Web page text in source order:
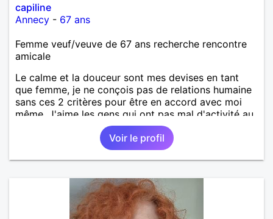
capiline
Annecy - 67 ans
Femme veuf/veuve de 67 ans recherche rencontre
amicale
Le calme et la douceur sont mes devises en tant
que femme, je ne conçois pas de relations humaine
sans ces 2 critères pour être en accord avec moi
même. J'aime les gens qui ont pas mal d'activité au
dépend de ceux qui sont pantouflard, mais il faut de
tout pour faire un monde !Voir le profil